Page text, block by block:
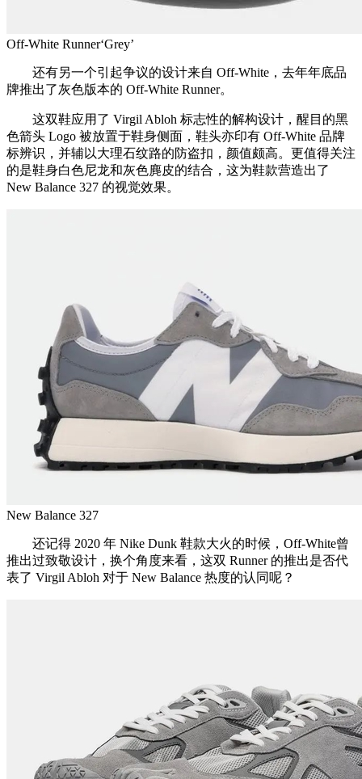
Off-White Runner‘Grey’
还有另一个引起争议的设计来自 Off-White，去年年底品
牌推出了灰色版本的 Off-White Runner。
这双鞋应用了 Virgil Abloh 标志性的解构设计，醒目的黑
色箭头 Logo 被放置于鞋身侧面，鞋头亦印有 Off-White 品牌
标辨识，并辅以大理石纹路的防盗扣，颜值颇高。更值得关注
的是鞋身白色尼龙和灰色麂皮的结合，这为鞋款营造出了
New Balance 327 的视觉效果。
New Balance 327
还记得 2020 年 Nike Dunk 鞋款大火的时候，Off-White曾
推出过致敬设计，换个角度来看，这双 Runner 的推出是否代
表了 Virgil Abloh 对于 New Balance 热度的认同呢？